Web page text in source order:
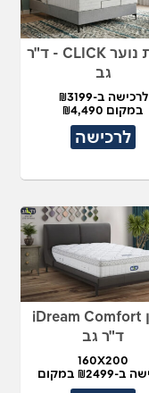
מיטת נוער CLICK - ד"ר
גב
לרכישה ב-₪3199
במקום ₪4,490
לרכישה
מזרן iDream Comfort
ד"ר גב
160X200
לרכישה ב-₪2499 במקום
₪5,450